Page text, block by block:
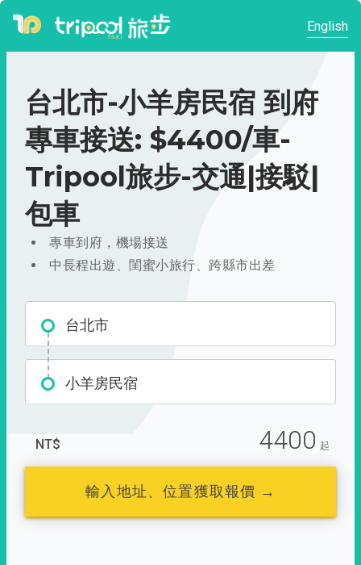
English
台北市-小羊房民宿 到府
專車接送: $4400/車-
Tripool旅步-交通|接駁|
包車
專車到府，機場接送
中長程出遊、閨蜜小旅行、跨縣市出差
台北市
小羊房民宿
NT$ 4400 起
輸入地址、位置獲取報價 →